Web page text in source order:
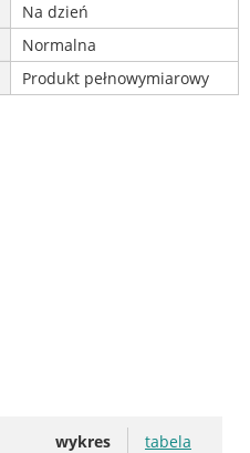
Na dzień
Normalna
Produkt pełnowymiarowy
wykres tabela